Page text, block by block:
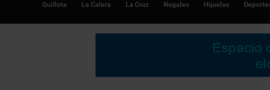
Quillota La Calera La Cruz Nogales Hijuelas